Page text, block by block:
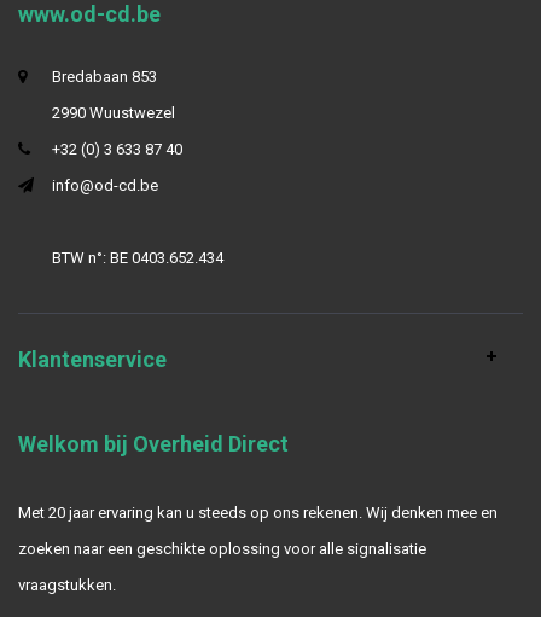
www.od-cd.be
Bredabaan 853
2990 Wuustwezel
+32 (0) 3 633 87 40
info@od-cd.be
BTW n°: BE 0403.652.434
Klantenservice
Welkom bij Overheid Direct
Met 20 jaar ervaring kan u steeds op ons rekenen. Wij denken mee en
zoeken naar een geschikte oplossing voor alle signalisatie
vraagstukken.